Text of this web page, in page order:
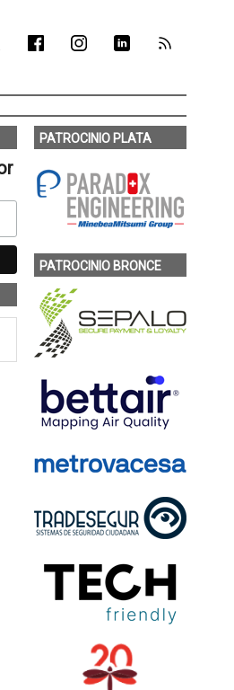
PATROCINIO PLATA
PATROCINIO BRONCE